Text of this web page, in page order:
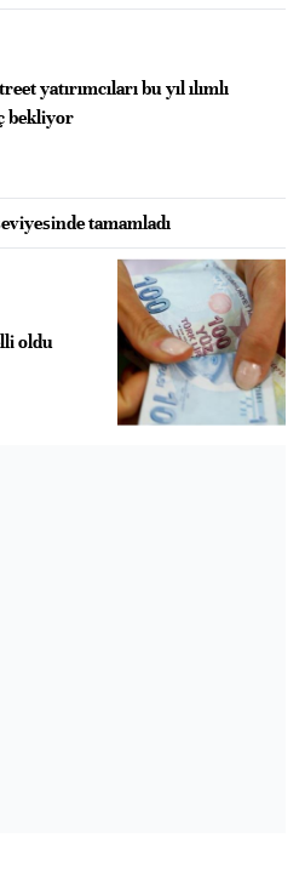
yatırımcıları bu yıl ılımlı
bekliyor
tamamladı
oldu